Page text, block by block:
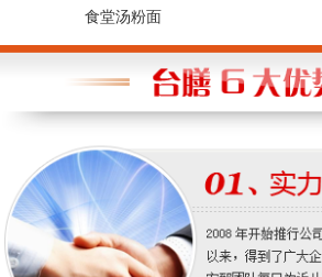
食堂汤粉面